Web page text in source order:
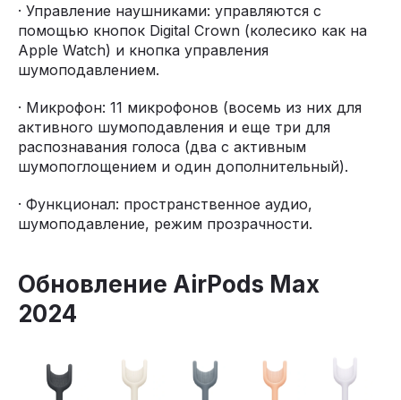
· Управление наушниками: управляются с
помощью кнопок Digital Crown (колесико как на
Apple Watch) и кнопка управления
шумоподавлением.
· Микрофон: 11 микрофонов (восемь из них для
активного шумоподавления и еще три для
распознавания голоса (два с активным
шумопоглощением и один дополнительный).
· Функционал: пространственное аудио,
шумоподавление, режим прозрачности.
Обновление AirPods Max
2024